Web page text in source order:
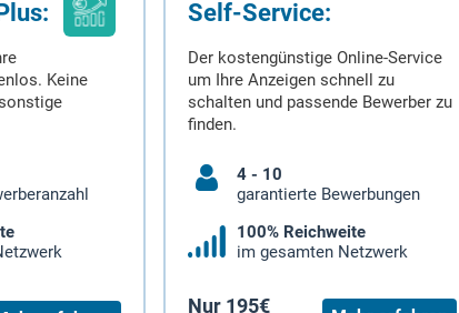
Keine
Self-Service:
Der kostengünstige Online-Service
um Ihre Anzeigen schnell zu
schalten und passende Bewerber zu
finden.
4 - 10
garantierte Bewerbungen
100% Reichweite
im gesamten Netzwerk
Nur 195€